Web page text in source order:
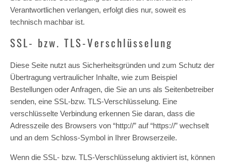
Verantwortlichen verlangen, erfolgt dies nur, soweit es
technisch machbar ist.
SSL- bzw. TLS-Verschlüsselung
Diese Seite nutzt aus Sicherheitsgründen und zum Schutz der
Übertragung vertraulicher Inhalte, wie zum Beispiel
Bestellungen oder Anfragen, die Sie an uns als Seitenbetreiber
senden, eine SSL-bzw. TLS-Verschlüsselung. Eine
verschlüsselte Verbindung erkennen Sie daran, dass die
Adresszeile des Browsers von “http://” auf “https://” wechselt
und an dem Schloss-Symbol in Ihrer Browserzeile.
Wenn die SSL- bzw. TLS-Verschlüsselung aktiviert ist, können